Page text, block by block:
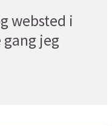
websted i
jeg